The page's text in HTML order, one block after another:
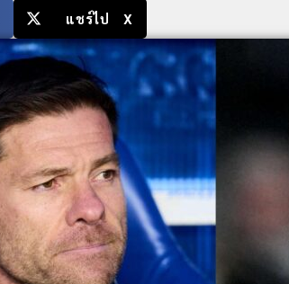
แชร์ไป X